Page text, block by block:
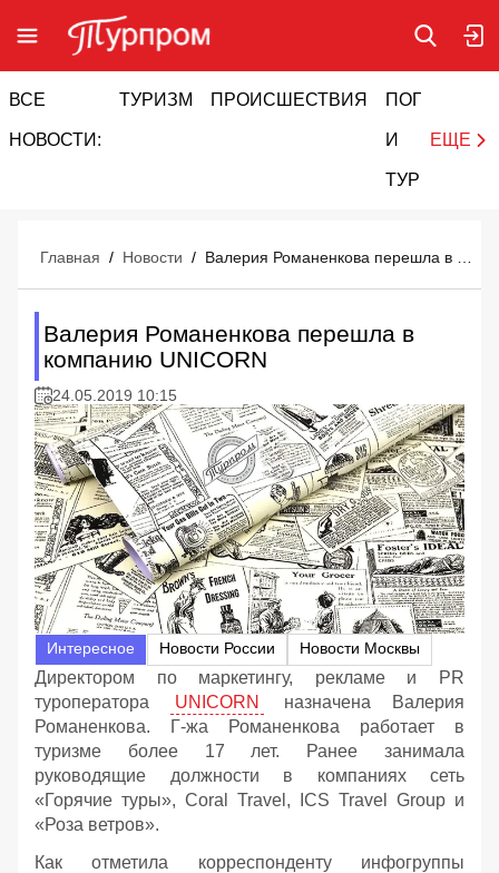
ВСЕ
НОВОСТИ:
ТУРИЗМ ПРОИСШЕСТВИЯ ПОГОДА
И
ТУРИЗМ
ЕЩЕ
Главная / Новости /
Валерия Романенкова перешла в
компанию UNICORN
24.05.2019 10:15
Интересное Новости России Новости Москвы
Директором по маркетингу, рекламе и PR
туроператора
UNICORN
назначена Валерия
Романенкова. Г-жа Романенкова работает в
туризме более 17 лет. Ранее занимала
руководящие должности в компаниях сеть
«Горячие туры», Coral Travel, ICS Travel Group и
«Роза ветров».
Как отметила корреспонденту инфогруппы